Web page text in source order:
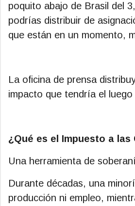
poquito abajo de Brasil del
podrías distribuir de
que están en un momento,
La oficina de prensa
impacto que tendría el luego
¿Qué es el Impuesto a
Una herramienta de
Durante décadas, una
producción ni empleo,